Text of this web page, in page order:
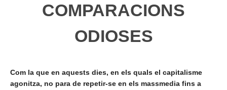
COMPARACIONS
ODIOSES
Com la que en aquests dies, en els quals el capitalisme
agonitza, no para de repetir-se en els massmedia fins a